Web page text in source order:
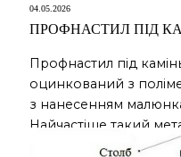
04.05.2026
ПРОФНАСТИЛ ПІД
Профнастил під
оцинкований з
з нанесенням
Найчастіше такий
для облицювання